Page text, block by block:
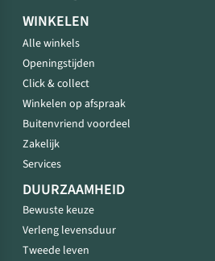
WINKELEN
Alle winkels
Openingstijden
Click & collect
Winkelen op afspraak
Buitenvriend voordeel
Zakelijk
Services
DUURZAAMHEID
Bewuste keuze
Verleng levensduur
Tweede leven